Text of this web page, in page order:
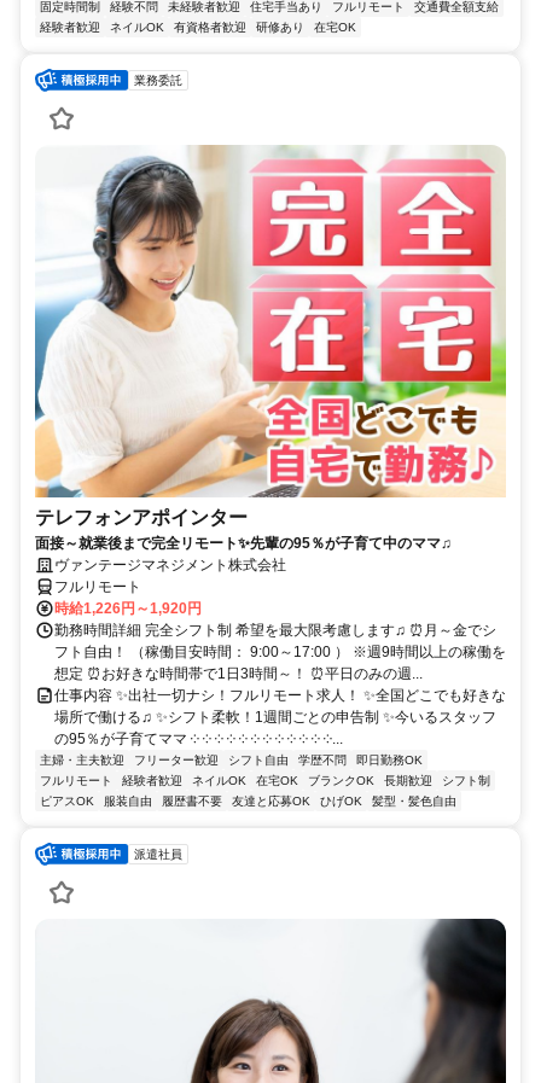
固定時間制 経験不問 未経験者歓迎 住宅手当あり フルリモート
交通費全額支給
経験者歓迎
ネイルOK 有資格者歓迎 研修あり 在宅OK
業務委託
テレフォンアポインター
面接～就業後まで完全リモート✨先輩の95％が子育て中のママ♫
ヴァンテージマネジメント株式会社
フルリモート
時給1,226円～1,920円
勤務時間詳細 完全シフト制 希望を最大限考慮します♫ ⏰月～金でシ
フト自由！ （稼働目安時間： 9:00～17:00 ） ※週9時間以上の稼働を
想定 ⏰お好きな時間帯で1日3時間～！ ⏰平日のみの週...
仕事内容 ✨出社一切ナシ！フルリモート求人！ ✨全国どこでも好きな
場所で働ける♫ ✨シフト柔軟！1週間ごとの申告制 ✨今いるスタッフ
の95％が子育てママ ༶ ༶ ༶ ༶ ༶ ༶ ༶ ༶ ༶ ༶ ༶ ༶...
主婦・主夫歓迎 フリーター歓迎 シフト自由 学歴不問
即日勤務OK
フルリモート
経験者歓迎 ネイルOK 在宅OK ブランクOK 長期歓迎
シフト制
ピアスOK
服装自由 履歴書不要 友達と応募OK ひげOK 髪型・髪色自由
派遣社員